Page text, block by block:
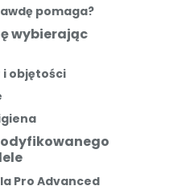
pomaga?
wybierając
objętości
Pro Advanced